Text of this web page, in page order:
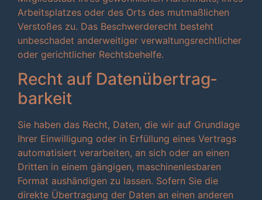
Arbeitsplatzes oder des Orts des mutmaßlichen
Verstoßes zu. Das Beschwerderecht besteht
unbeschadet anderweitiger verwaltungsrechtlicher
oder gerichtlicher Rechtsbehelfe.
Recht auf Daten­übertrag­
barkeit
Sie haben das Recht, Daten, die wir auf Grundlage
Ihrer Einwilligung oder in Erfüllung eines Vertrags
automatisiert verarbeiten, an sich oder an einen
Dritten in einem gängigen, maschinenlesbaren
Format aushändigen zu lassen. Sofern Sie die
direkte Übertragung der Daten an einen anderen